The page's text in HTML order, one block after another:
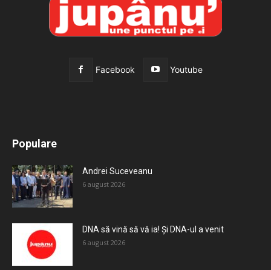
Facebook Youtube
Populare
Andrei Suceveanu
6 august 2026
DNA să vină să vă ia! Și DNA-ul a venit
6 august 2026